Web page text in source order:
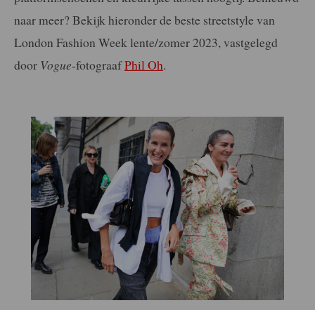
naar meer? Bekijk hieronder de beste streetstyle van
London Fashion Week lente/zomer 2023, vastgelegd
door Vogue-fotograafPhil Oh.